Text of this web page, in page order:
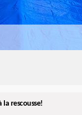
la rescousse!